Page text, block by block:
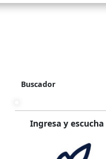
Buscador
Ingresa y escucha